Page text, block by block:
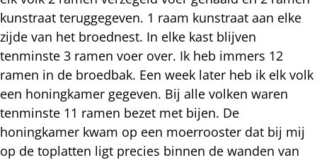
kunstraat teruggegeven. 1 raam kunstraat aan elke
zijde van het broednest. In elke kast blijven
tenminste 3 ramen voer over. Ik heb immers 12
ramen in de broedbak. Een week later heb ik elk volk
een honingkamer gegeven. Bij alle volken waren
tenminste 11 ramen bezet met bijen. De
honingkamer kwam op een moerrooster dat bij mij
op de toplatten ligt precies binnen de wanden van